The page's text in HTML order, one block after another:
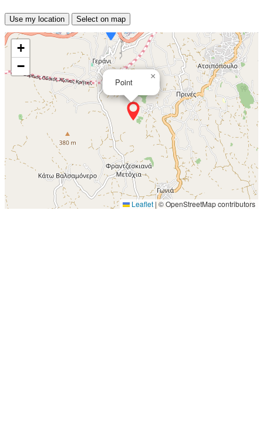
Use my location Select on map
Point
×
+
−
Leaflet | © OpenStreetMap contributors